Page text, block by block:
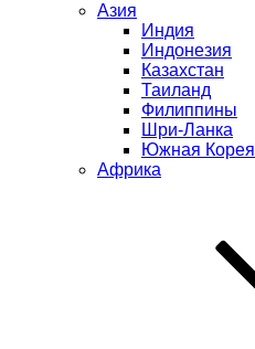
Азия
Индия
Индонезия
Казахстан
Таиланд
Филиппины
Шри-Ланка
Южная Корея
Африка